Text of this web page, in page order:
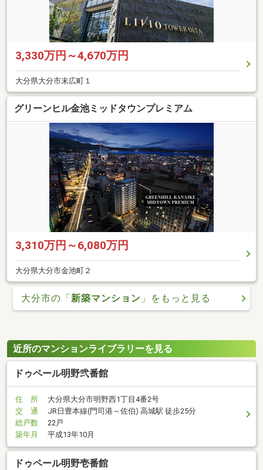
3,330万円～4,670万円
大分県大分市末広町１
グリーンヒル金池ミッドタウンプレミアム
3,310万円～6,080万円
大分県大分市金池町２
大分市の「新築マンション 」をもっと見る
近所のマンションライブラリーを見る
ドゥペール明野弐番館
住 所
大分県大分市明野西1丁目4番2号
交 通
JR日豊本線(門司港～佐伯) 高城駅 徒歩25分
総戸数
22戸
築年月
平成13年10月
ドゥペール明野壱番館